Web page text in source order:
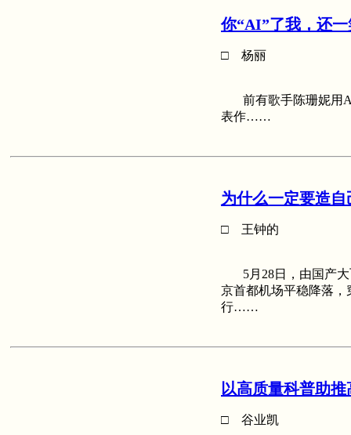
你“AI”了我，还
□ 杨丽
前有歌手陈珊妮用AI
表作……
为什么一定要造
□ 王钟的
5月28日，由国产大
京首都机场平稳降落，
行……
以高质量科普助
□ 谷业凯